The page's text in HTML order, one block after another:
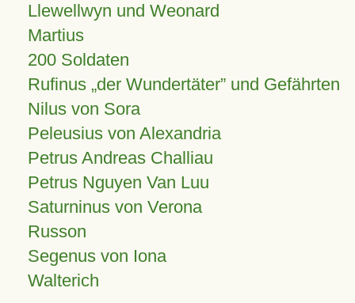
Llewellwyn und Weonard
Martius
200 Soldaten
Rufinus „der Wundertäter” und Gefährten
Nilus von Sora
Peleusius von Alexandria
Petrus Andreas Challiau
Petrus Nguyen Van Luu
Saturninus von Verona
Russon
Segenus von Iona
Walterich